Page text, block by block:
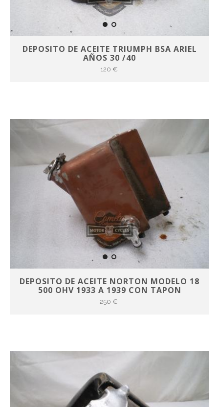
DEPOSITO DE ACEITE TRIUMPH BSA ARIEL
AÑOS 30 /40
120 €
DEPOSITO DE ACEITE NORTON MODELO 18
500 OHV 1933 A 1939 CON TAPON
250 €